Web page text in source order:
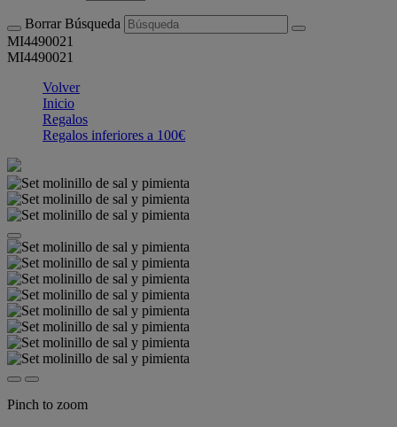
Borrar Búsqueda
MI4490021
MI4490021
Volver
Inicio
Regalos
Regalos inferiores a 100€
Pinch to zoom